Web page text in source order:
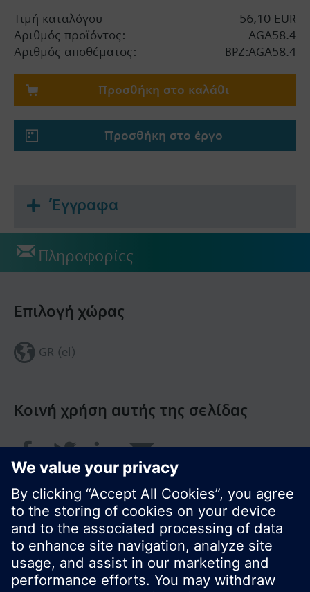
Τιμή καταλόγου
56,10 EUR
Αριθμός προϊόντος:
AGA58.4
Αριθμός αποθέματος:
BPZ:AGA58.4
Προσθήκη στο καλάθι
Προσθήκη στο έργο
Έγγραφα
Πληροφορίες
Κοινή χρήση αυτής της σελίδας
Επιλογή χώρας
GR (el)
© Siemens Greece 2017